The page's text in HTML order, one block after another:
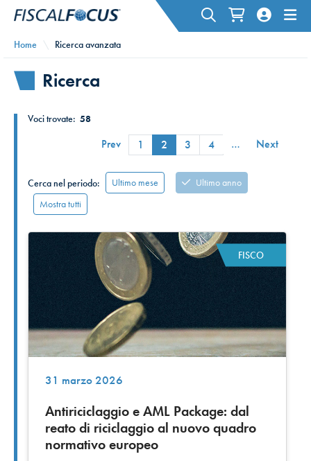
Home Ricerca avanzata
Ricerca
Voci trovate: 58
Prev 1 2 3 4 … Next
Cerca nel periodo: Ultimo mese
Ultimo anno
Mostra tutti
FISCO
31 marzo 2026
Antiriciclaggio e AML Package: dal
reato di riciclaggio al nuovo quadro
normativo europeo